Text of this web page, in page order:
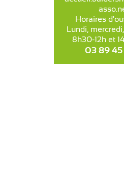
Horaires
Lundi,
8h30-12h et
03 89 45